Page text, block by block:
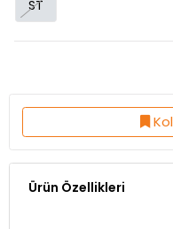
Ürün Özellikleri